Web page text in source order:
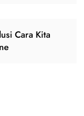
Cara Kita